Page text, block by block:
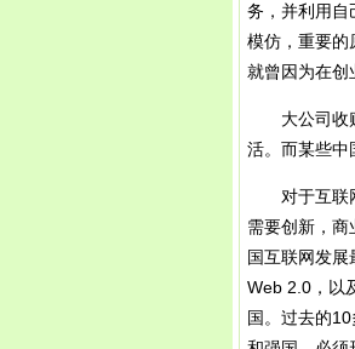
务，并利用自
模仿，重要的
就曾因为在创
大公司收购
活。而某些中
对于互联网
需要创新，
国互联网发
Web 2.0，以
国。过去的10